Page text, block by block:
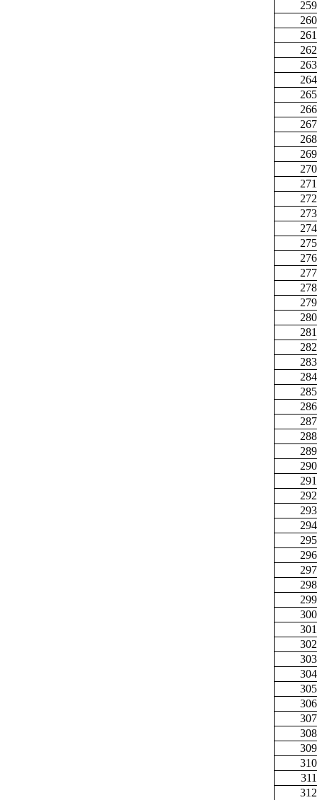
259
260
261
262
263
264
265
266
267
268
269
270
271
272
273
274
275
276
277
278
279
280
281
282
283
284
285
286
287
288
289
290
291
292
293
294
295
296
297
298
299
300
301
302
303
304
305
306
307
308
309
310
311
312